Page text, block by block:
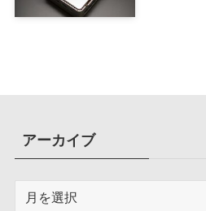
アーカイブ